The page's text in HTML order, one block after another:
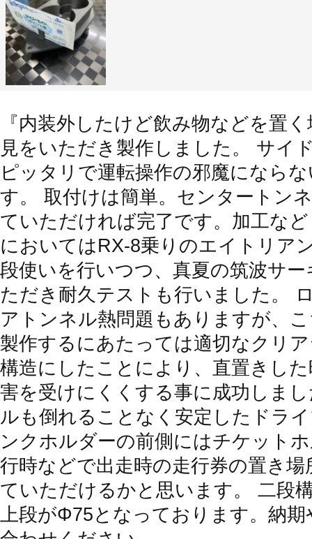
『内装外したけど飲み物などを置
見をいただき製作しました。 サイ
ピッタリで運転操作の邪魔になら
す。 取付けは簡単。センタートン
ていただければ完了です。加工な
においてはRX-8乗りのエイトリア
段使いを行いつつ、真夏の筑波サ
ただき耐久テストも行いました。
アトンネル熱問題もありますが、
製作するにあたっては適切なクリ
構造にしたことにより、直置きし
害を受けにくくする事に成功しま
ルも倒れることなく安定したドラ
ンクホルダーの前側にはチケット
行時などで出走時の走行券の置き
ていただけるかと思います。 二段
上段がΦ75となっております。納